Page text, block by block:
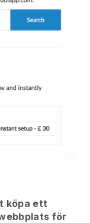
köpa ett
för